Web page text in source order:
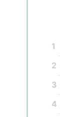
1
2
3
4